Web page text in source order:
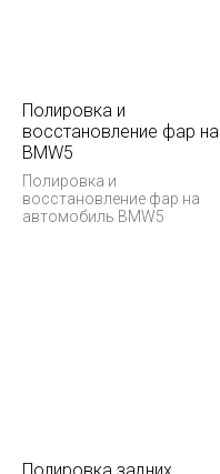
Полировка и
восстановление фар на
BMW5
Полировка и
восстановление фар на
автомобиль BMW5
Полировка задних